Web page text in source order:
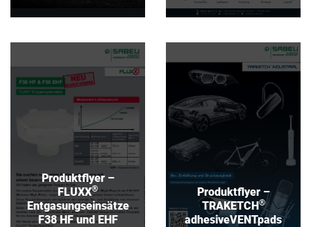
Produktflyer –
FLUXX®
Entgasungseinsätze
F38 HF und EHF
Produktflyer –
FLUXX
®
Entgasungseinsätze
F38 HF und EHF
Download
Produktflyer –
TRAKETCH®
adhesiveVENTpads
Produktflyer –
TRAKETCH
adhesiveVENTpads
Download